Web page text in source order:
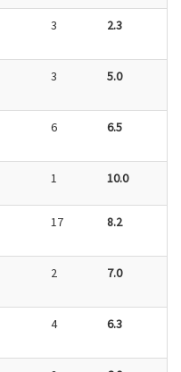
3 2.3
3 5.0
6 6.5
1 10.0
17 8.2
2 7.0
4 6.3